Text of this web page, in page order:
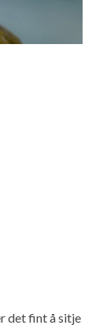
det fint å sitje